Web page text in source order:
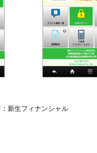
新生フィナンシャル